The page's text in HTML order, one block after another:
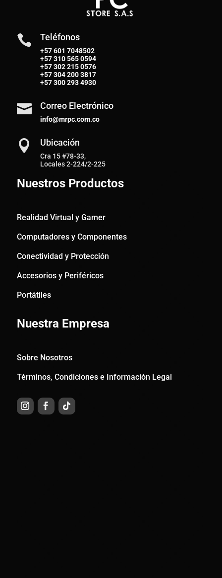
 Teléfonos
+57 601 7048502
+57310 565 0594
+57302 215 0576
+57304 200 3817
+57300 293 4930
 Correo Electrónico
info@mrpc.com.co
 Ubicación
Cra 15 #78-33,
Locales 2-224/2-225
Nuestros Productos
Realidad Virtual y Gamer
Computadores y Componentes
Conectividad y Protección
Accesorios y Periféricos
Portátiles
Nuestra Empresa
Sobre Nosotros
Términos, Condiciones e Información Legal